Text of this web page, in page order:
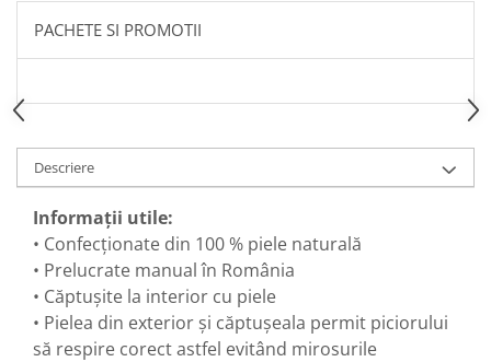
PACHETE SI PROMOTII
Descriere
Informații utile:
• Confecționate din 100 % piele naturală
• Prelucrate manual în România
• Căptușite la interior cu piele
• Pielea din exterior și căptușeala permit piciorului
să respire corect astfel evitând mirosurile